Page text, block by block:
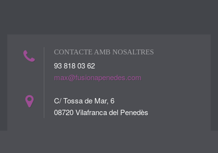
CONTACTE AMB NOSALTRES
93 818 03 62
max@fusionapenedes.com
C/ Tossa de Mar, 6
08720 Vilafranca del Penedès